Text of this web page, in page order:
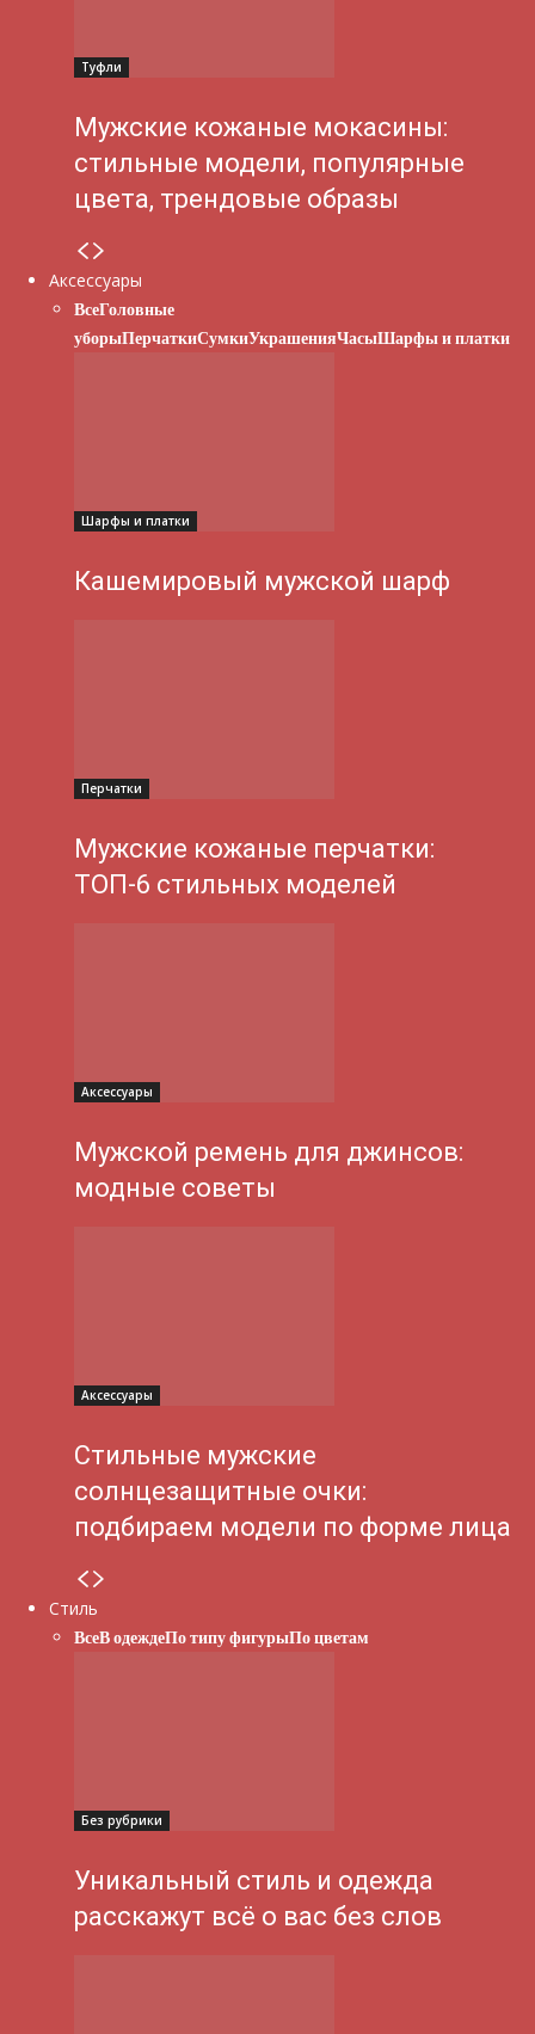
Туфли
Мужские кожаные мокасины:
стильные модели, популярные
цвета, трендовые образы
Аксессуары
ВсеГоловные
уборыПерчаткиСумкиУкрашенияЧасыШарфы и платки
Шарфы и платки
Кашемировый мужской шарф
Перчатки
Мужские кожаные перчатки:
ТОП-6 стильных моделей
Аксессуары
Мужской ремень для джинсов:
модные советы
Аксессуары
Стильные мужские
солнцезащитные очки:
подбираем модели по форме лица
Стиль
ВсеВ одеждеПо типу фигурыПо цветам
Без рубрики
Уникальный стиль и одежда
расскажут всё о вас без слов